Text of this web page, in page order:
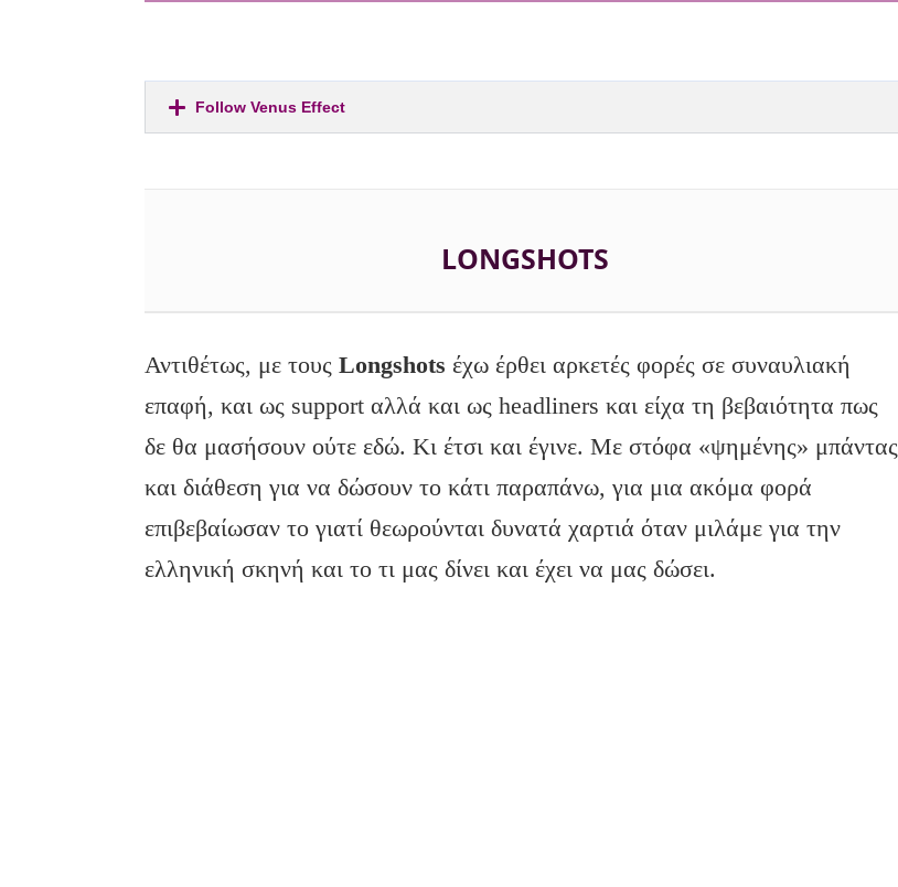
Follow Venus Effect
LONGSHOTS
Αντιθέτως, με τουςLongshots έχω έρθει αρκετές φορές σε συναυλιακή
επαφή, και ως support αλλά και ως headliners και είχα τη βεβαιότητα πως
δε θα μασήσουν ούτε εδώ. Κι έτσι και έγινε. Με στόφα «ψημένης» μπάντας
και διάθεση για να δώσουν το κάτι παραπάνω, για μια ακόμα φορά
επιβεβαίωσαν το γιατί θεωρούνται δυνατά χαρτιά όταν μιλάμε για την
ελληνική σκηνή και το τι μας δίνει και έχει να μας δώσει.